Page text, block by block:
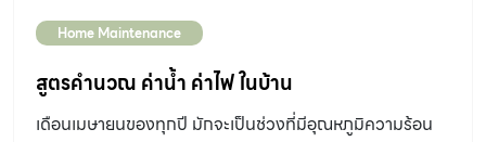
Home Maintenance
สูตรคำนวณ ค่าน้ำ ค่าไฟ ในบ้าน
เดือนเมษายนของทุกปี มักจะเป็นช่วงที่มีอุณหภูมิความร้อน